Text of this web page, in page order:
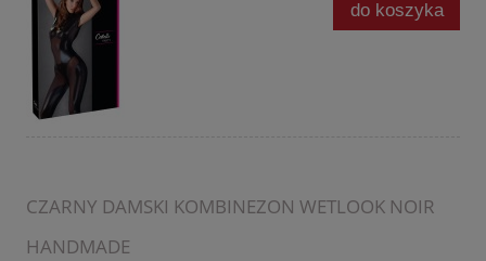
do koszyka
CZARNY DAMSKI KOMBINEZON WETLOOK NOIR
HANDMADE